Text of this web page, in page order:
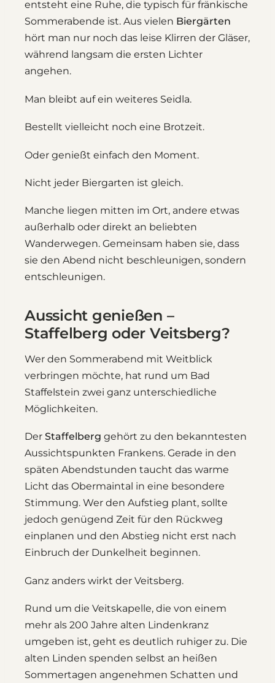
entsteht eine Ruhe, die typisch für fränkische
Sommerabende ist. Aus vielen Biergärten
hört man nur noch das leise Klirren der Gläser,
während langsam die ersten Lichter
angehen.
Man bleibt auf ein weiteres Seidla.
Bestellt vielleicht noch eine Brotzeit.
Oder genießt einfach den Moment.
Nicht jeder Biergarten ist gleich.
Manche liegen mitten im Ort, andere etwas
außerhalb oder direkt an beliebten
Wanderwegen. Gemeinsam haben sie, dass
sie den Abend nicht beschleunigen, sondern
entschleunigen.
Aussicht genießen –
Staffelberg oder Veitsberg?
Wer den Sommerabend mit Weitblick
verbringen möchte, hat rund um Bad
Staffelstein zwei ganz unterschiedliche
Möglichkeiten.
Der Staffelberg gehört zu den bekanntesten
Aussichtspunkten Frankens. Gerade in den
späten Abendstunden taucht das warme
Licht das Obermaintal in eine besondere
Stimmung. Wer den Aufstieg plant, sollte
jedoch genügend Zeit für den Rückweg
einplanen und den Abstieg nicht erst nach
Einbruch der Dunkelheit beginnen.
Ganz anders wirkt der Veitsberg.
Rund um die Veitskapelle, die von einem
mehr als 200 Jahre alten Lindenkranz
umgeben ist, geht es deutlich ruhiger zu. Die
alten Linden spenden selbst an heißen
Sommertagen angenehmen Schatten und